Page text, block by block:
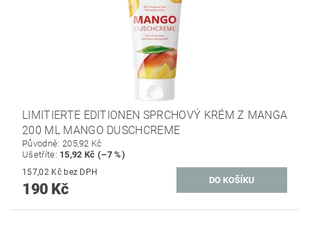
LIMITIERTE EDITIONEN SPRCHOVÝ KRÉM Z MANGA
200 ML MANGO DUSCHCREME
Původně: 205,92 Kč
Ušetříte: 15,92 Kč (–7 %)
157,02 Kč bez DPH
190 Kč